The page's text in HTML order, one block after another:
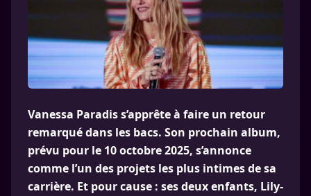
Vanessa Paradis s’apprête à faire un retour
remarqué dans les bacs. Son prochain album,
prévu pour le 10 octobre 2025, s’annonce
comme l’un des projets les plus intimes de sa
carrière. Et pour cause : ses deux enfants, Lily-